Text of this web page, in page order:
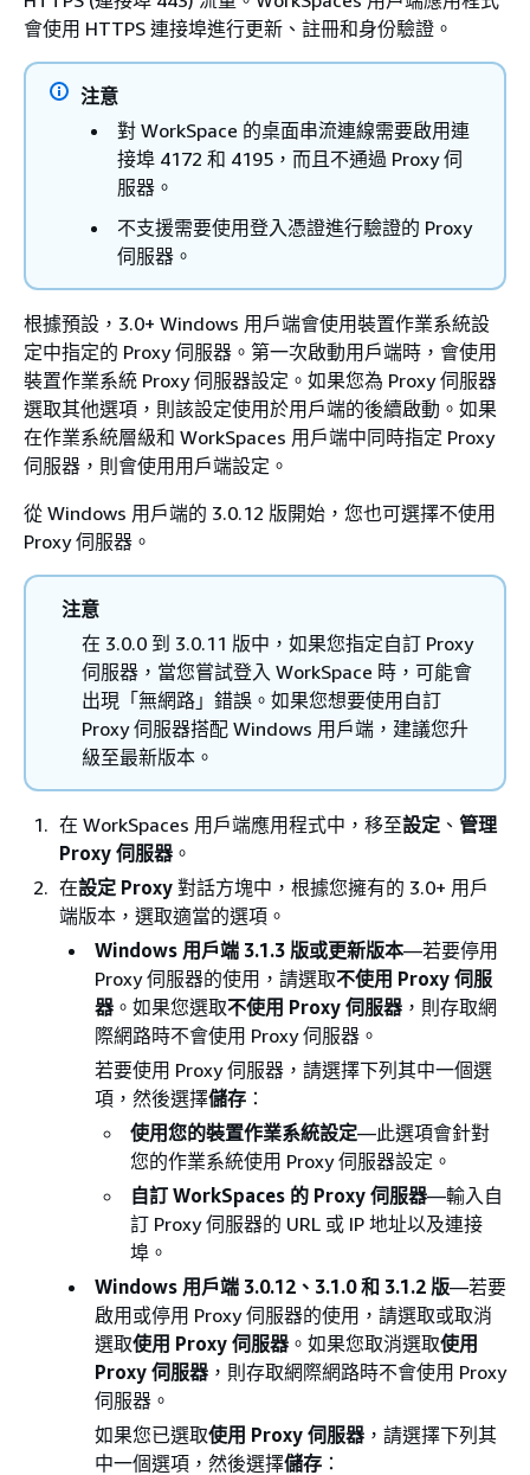
會使用 HTTPS 連接埠進行更新、註冊和身份驗證。
注意
對 WorkSpace 的桌面串流連線需要啟用連
接埠 4172 和 4195，而且不通過 Proxy 伺
服器。
不支援需要使用登入憑證進行驗證的 Proxy
伺服器。
根據預設，3.0+ Windows 用戶端會使用裝置作業系統設
定中指定的 Proxy 伺服器。第一次啟動用戶端時，會使用
裝置作業系統 Proxy 伺服器設定。如果您為 Proxy 伺服器
選取其他選項，則該設定使用於用戶端的後續啟動。如果
在作業系統層級和 WorkSpaces 用戶端中同時指定 Proxy
伺服器，則會使用用戶端設定。
從 Windows 用戶端的 3.0.12 版開始，您也可選擇不使用
Proxy 伺服器。
注意
在 3.0.0 到 3.0.11 版中，如果您指定自訂 Proxy
伺服器，當您嘗試登入 WorkSpace 時，可能會
出現「無網路」錯誤。如果您想要使用自訂
Proxy 伺服器搭配 Windows 用戶端，建議您升
級至最新版本。
在 WorkSpaces 用戶端應用程式中，移至設定 、 管理
Proxy 伺服器 。
在設定 Proxy 對話方塊中，根據您擁有的 3.0+ 用戶
端版本，選取適當的選項。
Windows 用戶端 3.1.3 版或更新版本—若要停用
Proxy 伺服器的使用，請選取不使用 Proxy 伺服
器 。如果您選取不使用 Proxy 伺服器 ，則存取網
際網路時不會使用 Proxy 伺服器。
若要使用 Proxy 伺服器，請選擇下列其中一個選
項，然後選擇儲存 ：
使用您的裝置作業系統設定—此選項會針對
您的作業系統使用 Proxy 伺服器設定。
自訂 WorkSpaces 的 Proxy 伺服器—輸入自
訂 Proxy 伺服器的 URL 或 IP 地址以及連接
埠。
Windows 用戶端 3.0.12、3.1.0 和 3.1.2 版—若要
啟用或停用 Proxy 伺服器的使用，請選取或取消
選取使用 Proxy 伺服器 。如果您取消選取使用
Proxy 伺服器 ，則存取網際網路時不會使用 Proxy
伺服器。
如果您已選取使用 Proxy 伺服器 ，請選擇下列其
中一個選項，然後選擇儲存 ：